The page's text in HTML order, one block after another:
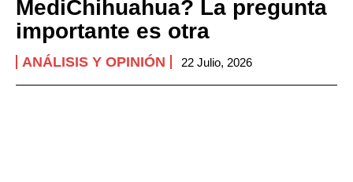
MediChihuahua? La pregunta
importante es otra
ANÁLISIS Y OPINIÓN 22 Julio, 2026